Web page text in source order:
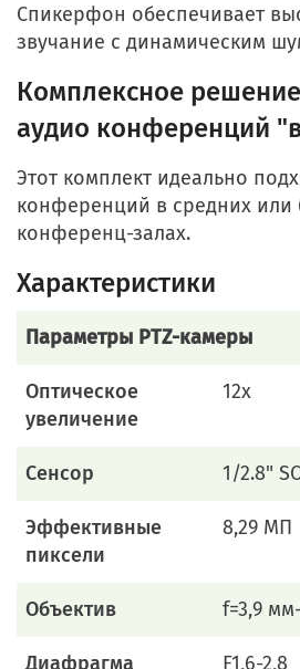
Спикерфон обеспечивает
звучание с динамическим
Комплексное
аудио конференций
Этот комплект идеально
конференций в средних или
конференц-залах.
Характеристики
Параметры PTZ-камеры
Оптическое
увеличение
12x
Cенсор 1/2.8"
Эффективные
пиксели
8,29 МП
Объектив f=3,9
Диафрагма F1,6-2,8